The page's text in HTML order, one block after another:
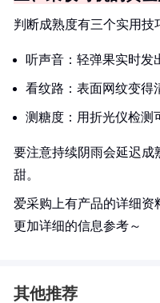
判断成熟度有三个实用技
听声音：轻弹果实时发
看纹路：表面网纹变得
测糖度：用折光仪检测
要注意持续阴雨会延迟成
甜。
爱采购上有产品的详细
更加详细的信息参考～
其他推荐